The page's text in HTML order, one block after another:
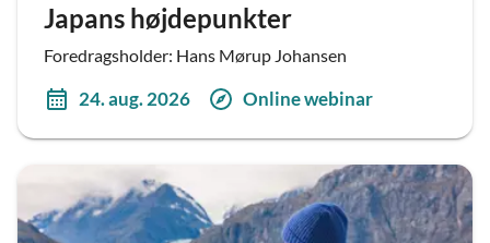
Japans højdepunkter
Foredragsholder: Hans Mørup Johansen
24. aug. 2026 Online webinar